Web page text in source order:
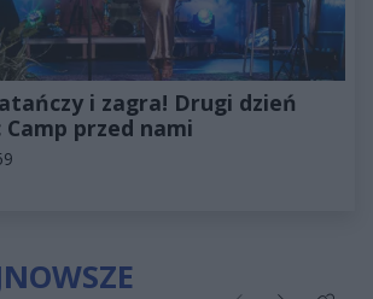
i zagra! Drugi dzień
Camp przed nami